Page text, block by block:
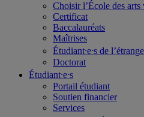
Choisir l’École des
Certificat
Baccalauréats
Maîtrises
Étudiant⸱e⸱s de
Doctorat
Étudiant⸱e⸱s
Portail étudiant
Soutien financier
Services